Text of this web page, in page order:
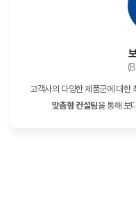
고객사의 다양한 제품군에 대한
맞춤형 컨설팅을 통해 보